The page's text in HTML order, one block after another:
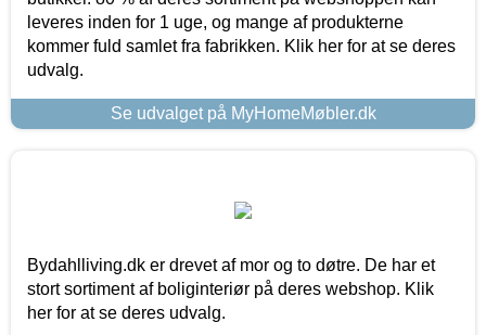
leveres inden for 1 uge, og mange af produkterne
kommer fuld samlet fra fabrikken. Klik her for at se deres
udvalg.
Se udvalget på MyHomeMøbler.dk
Bydahlliving.dk er drevet af mor og to døtre. De har et
stort sortiment af boliginteriør på deres webshop. Klik
her for at se deres udvalg.